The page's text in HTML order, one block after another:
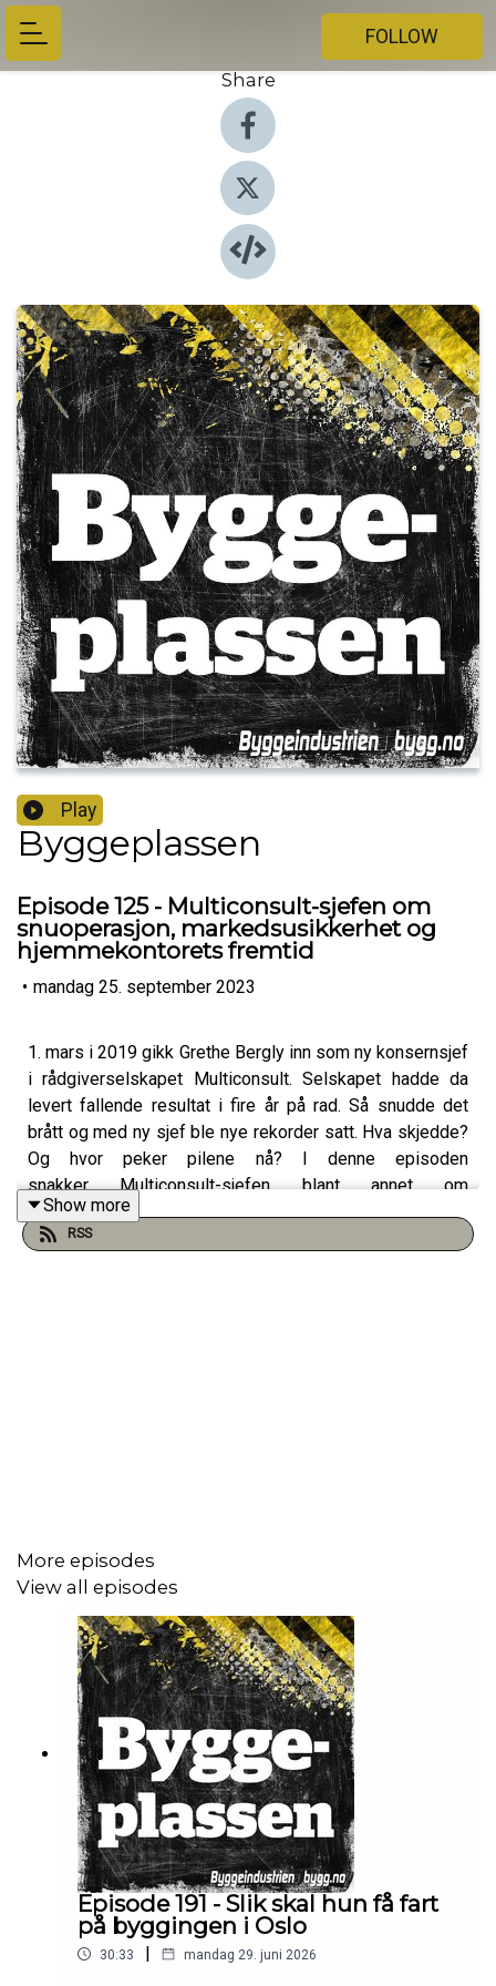
FOLLOW
Share
Play
Byggeplassen
Episode 125 - Multiconsult-sjefen om
snuoperasjon, markedsusikkerhet og
hjemmekontorets fremtid
• mandag 25. september 2023
1. mars i 2019 gikk Grethe Bergly inn som ny konsernsjef
i rådgiverselskapet Multiconsult. Selskapet hadde da
levert fallende resultat i fire år på rad. Så snudde det
brått og med ny sjef ble nye rekorder satt. Hva skjedde?
Og hvor peker pilene nå? I denne episoden
snakker Multiconsult-sjefen blant annet om
snuoperasjonen fra 2019, markedutsikter og usikkerhet,
kunstig intelligens og om hjemmekontorets fremtid.
Show more
RSS
More episodes
View all episodes
Episode 191 - Slik skal hun få fart
på byggingen i Oslo
30:33 | mandag 29. juni 2026